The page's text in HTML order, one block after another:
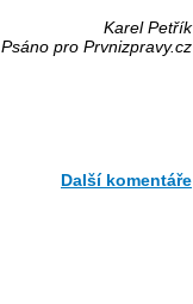
Karel Petřík
Psáno pro Prvnizpravy.cz
Další komentáře